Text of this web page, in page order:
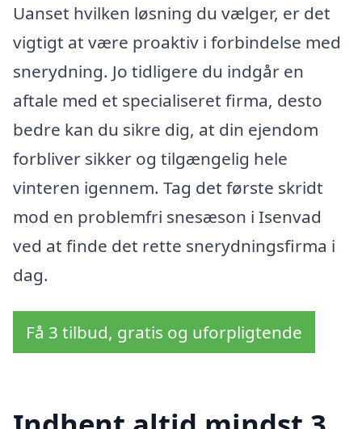
Uanset hvilken løsning du vælger, er det
vigtigt at være proaktiv i forbindelse med
snerydning. Jo tidligere du indgår en
aftale med et specialiseret firma, desto
bedre kan du sikre dig, at din ejendom
forbliver sikker og tilgængelig hele
vinteren igennem. Tag det første skridt
mod en problemfri snesæson i Isenvad
ved at finde det rette snerydningsfirma i
dag.
Få 3 tilbud, gratis og uforpligtende